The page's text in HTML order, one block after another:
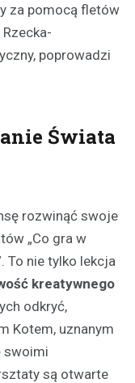
za pomocą fletów
poprowadzi
Świata
rozwinąć swoje
„Co gra w
To nie tylko lekcja
kreatywnego
odkryć,
Kotem, uznanym
swoimi
są otwarte